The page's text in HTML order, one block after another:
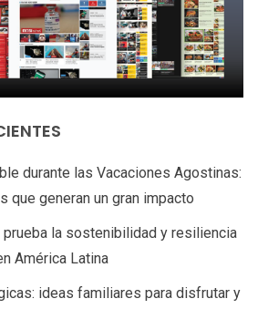
durante las Vacaciones Agostinas:
que generan un gran impacto
prueba la sostenibilidad y resiliencia
América Latina
ideas familiares para disfrutar y